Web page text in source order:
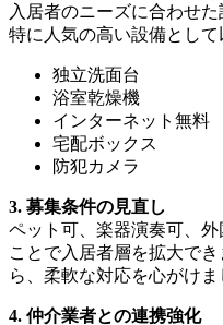
入居者のニーズに合わせ
特に人気の高い設備として
独立洗面台
浴室乾燥機
インターネット無料
宅配ボックス
防犯カメラ
3. 募集条件の見直し
ペット可、楽器演奏可、
ことで入居者層を拡大で
ら、柔軟な対応を心がけま
4. 仲介業者との連携強化